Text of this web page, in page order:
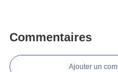
Commentaires
Ajouter un